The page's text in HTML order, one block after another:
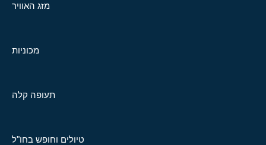
מזג האוויר
מכוניות
תעופה קלה
טיולים וחופש בחו"ל